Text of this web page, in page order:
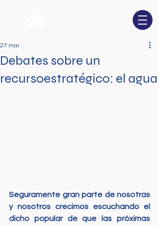
Debates sobre un
recursoestratégico: el agua
27 mar
Seguramente gran parte de nosotras
y nosotros crecimos escuchando el
dicho popular de que las próximas